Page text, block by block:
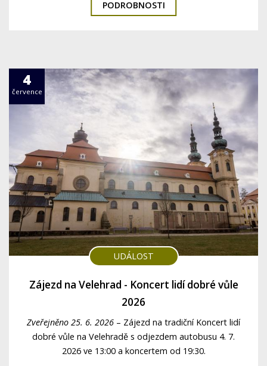
PODROBNOSTI
4
července
UDÁLOST
Zájezd na Velehrad - Koncert lidí dobré vůle
2026
Zveřejněno 25. 6. 2026 – Zájezd na tradiční Koncert lidí
dobré vůle na Velehradě s odjezdem autobusu 4. 7.
2026 ve 13:00 a koncertem od 19:30.